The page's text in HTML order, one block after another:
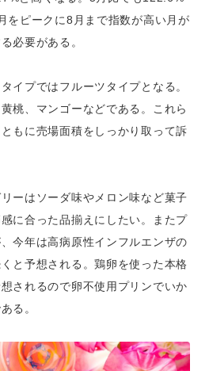
をピークに8月まで指数が高い月が
必要がある。
イプではフルーツタイプとなる。
桃、マンゴーなどである。これら
もに売場面積をしっかり取って訴
ーはソーダ味やメロン味など菓子
に合った品揃えにしたい。またプ
今年は高病原性インフルエンザの
と予想される。鶏卵を使った本格
されるので卵不使用プリンでいか
る。